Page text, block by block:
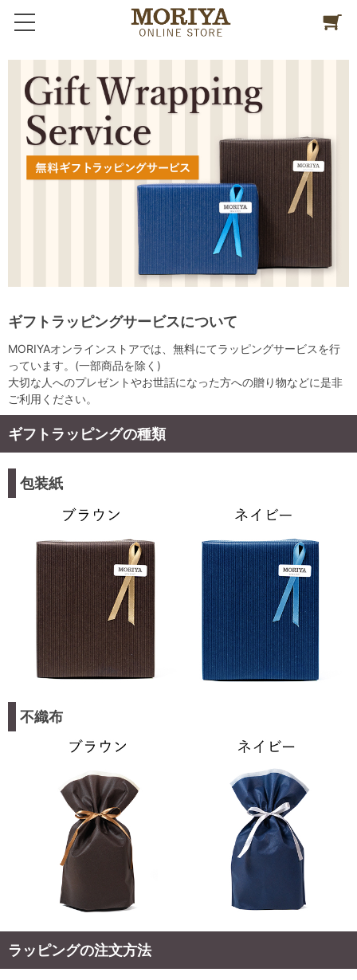
ギフトラッピングサービスについて
MORIYAオンラインストアでは、無料にてラッピングサービスを行
っています。(一部商品を除く)
大切な人へのプレゼントやお世話になった方への贈り物などに是非
ご利用ください。
ギフトラッピングの種類
包装紙
不織布
ラッピングの注文方法